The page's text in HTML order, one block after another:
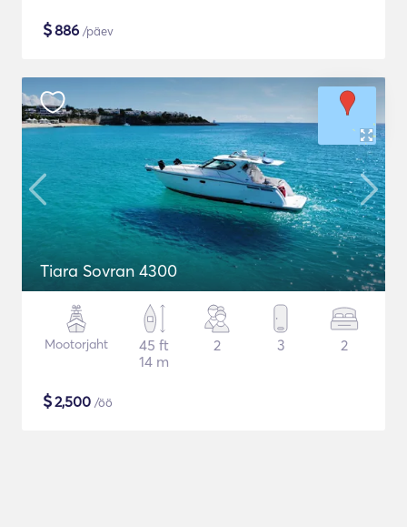
$886 /päev
Tiara Sovran 4300
Mootorjaht
45 ft
14 m
2 3 2
$2,500 /öö